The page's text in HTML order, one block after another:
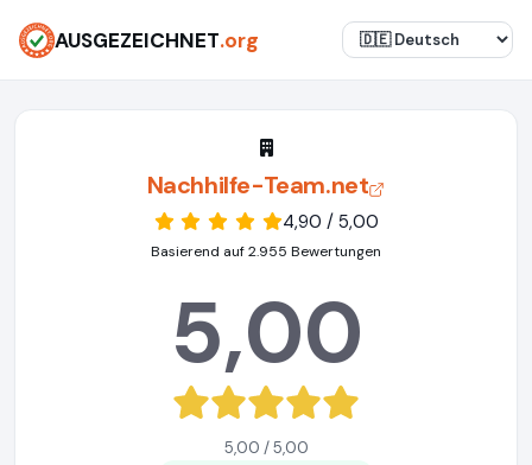
AUSGEZEICHNET.org
Nachhilfe-Team.net
4,90 / 5,00
Basierend auf 2.955 Bewertungen
5,00
5,00 / 5,00